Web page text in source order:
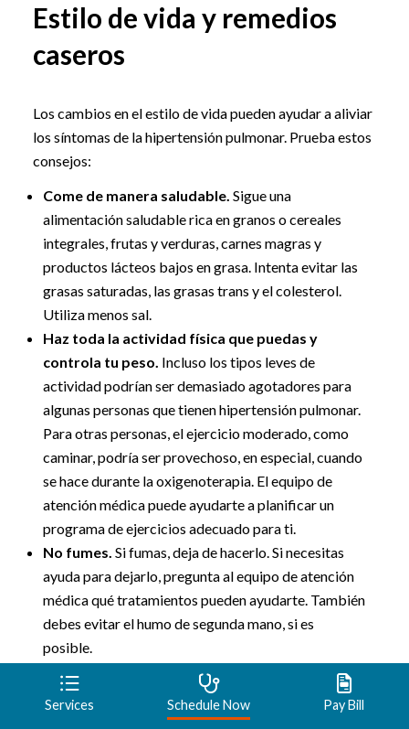
Estilo de vida y remedios
caseros
Los cambios en el estilo de vida pueden ayudar a aliviar
los síntomas de la hipertensión pulmonar. Prueba estos
consejos:
Come de manera saludable. Sigue una
alimentación saludable rica en granos o cereales
integrales, frutas y verduras, carnes magras y
productos lácteos bajos en grasa. Intenta evitar las
grasas saturadas, las grasas trans y el colesterol.
Utiliza menos sal.
Haz toda la actividad física que puedas y
controla tu peso. Incluso los tipos leves de
actividad podrían ser demasiado agotadores para
algunas personas que tienen hipertensión pulmonar.
Para otras personas, el ejercicio moderado, como
caminar, podría ser provechoso, en especial, cuando
se hace durante la oxigenoterapia. El equipo de
atención médica puede ayudarte a planificar un
programa de ejercicios adecuado para ti.
No fumes. Si fumas, deja de hacerlo. Si necesitas
ayuda para dejarlo, pregunta al equipo de atención
médica qué tratamientos pueden ayudarte. También
debes evitar el humo de segunda mano, si es
posible.
Descansa mucho.
Descansar puede reducir el
cansancio relacionado con la hipertensión pulmonar.
Evita los lugares a gran altitud. La altitud puede
Services Schedule Now Pay Bill